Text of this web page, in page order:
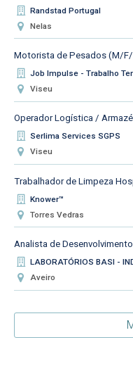
Randstad Portugal
Nelas
Motorista de Pesados (M/
Job Impulse - Trabalho
Viseu
Operador Logística /
Serlima Services SGPS
Viseu
Trabalhador de Limpeza
Knower™
Torres Vedras
Analista de
LABORATÓRIOS BASI -
Aveiro